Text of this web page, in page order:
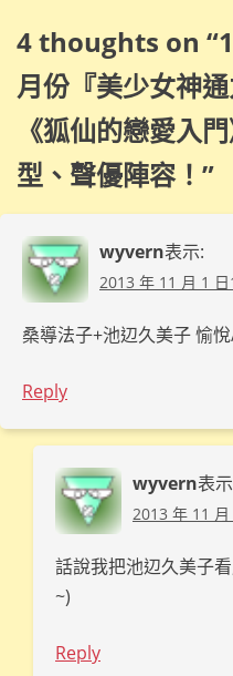
4 thoughts on “
月份『美少女神
《狐仙的戀愛入
型、聲優陣容！ ”
wyvern表示:
2013 年 11 月 1
桑導法子+池辺久美子 愉
Reply
wyvern表
2013 年 11
話說我把池辺久美子
~)
Reply